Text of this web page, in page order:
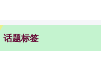
话题标签